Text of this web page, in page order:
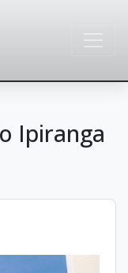
Ipiranga